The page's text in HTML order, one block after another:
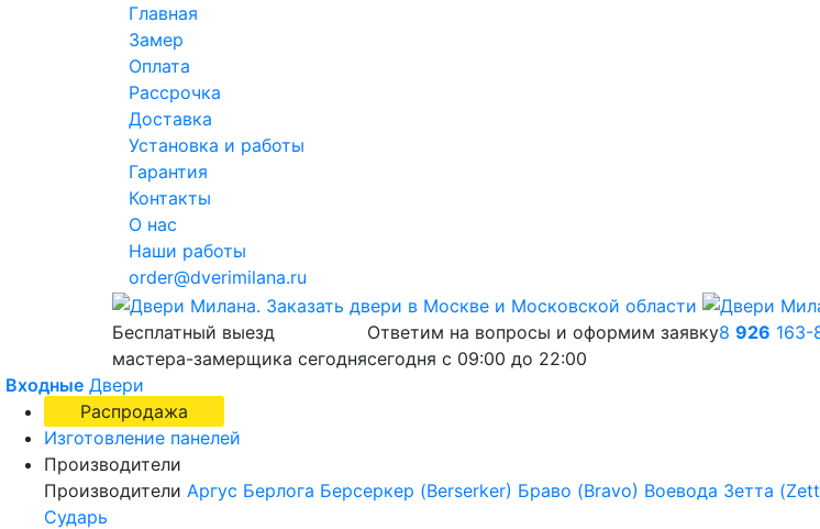
Главная
Замер
Оплата
Рассрочка
Доставка
Установка и работы
Гарантия
Контакты
О нас
Наши работы
order@dverimilana.ru
Бесплатный выезд
мастера-замерщика сегодня
Ответим на вопросы и оформим заявку
сегодня с 09:00 до 22:00
8 926 163-
Входные Двери
Распродажа
Изготовление панелей
Производители
Производители Аргус Берлога Берсеркер (Berserker) Браво (Bravo) Воевода Зетта
Сударь